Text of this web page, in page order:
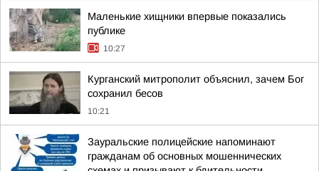
Маленькие хищники впервые показались
публике
10:27
Курганский митрополит объяснил, зачем Бог
сохранил бесов
10:21
Зауральские полицейские напоминают
гражданам об основных мошеннических